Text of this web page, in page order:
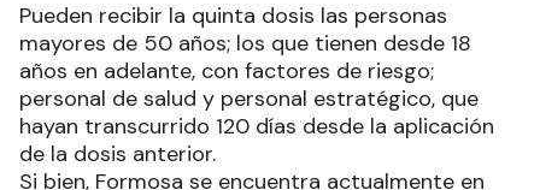
Pueden recibir la quinta dosis las personas
mayores de 50 años; los que tienen desde 18
años en adelante, con factores de riesgo;
personal de salud y personal estratégico, que
hayan transcurrido 120 días desde la aplicación
de la dosis anterior.
Si bien, Formosa se encuentra actualmente en